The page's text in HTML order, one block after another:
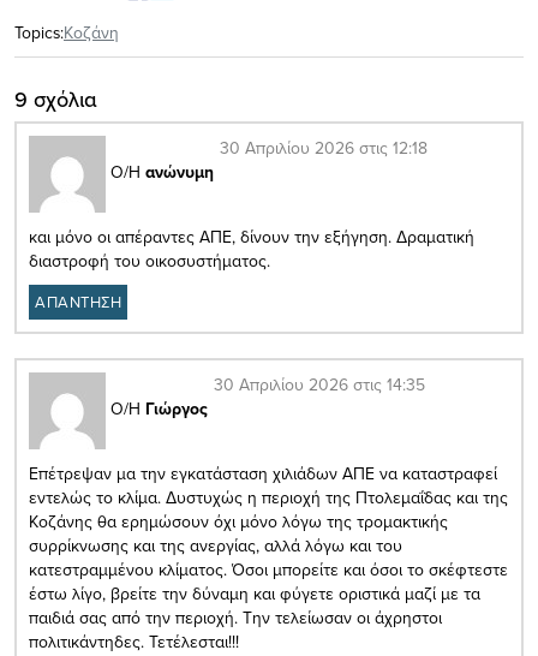
Topics:Κοζάνη
9 σχόλια
Ο/Η ανώνυμη
30 Απριλίου 2026 στις 12:18
και μόνο οι απέραντες ΑΠΕ, δίνουν την εξήγηση. Δραματική
διαστροφή του οικοσυστήματος.
ΑΠΑΝΤΗΣΗ
Ο/Η Γιώργος
30 Απριλίου 2026 στις 14:35
Επέτρεψαν μα την εγκατάσταση χιλιάδων ΑΠΕ να καταστραφεί
εντελώς το κλίμα. Δυστυχώς η περιοχή της Πτολεμαΐδας και της
Κοζάνης θα ερημώσουν όχι μόνο λόγω της τρομακτικής
συρρίκνωσης και της ανεργίας, αλλά λόγω και του
κατεστραμμένου κλίματος. Όσοι μπορείτε και όσοι το σκέφτεστε
έστω λίγο, βρείτε την δύναμη και φύγετε οριστικά μαζί με τα
παιδιά σας από την περιοχή. Την τελείωσαν οι άχρηστοι
πολιτικάντηδες. Τετέλεσται!!!